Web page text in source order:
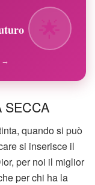
→
SECCA
quando si può
si inserisce il
per noi il miglior
per chi ha la